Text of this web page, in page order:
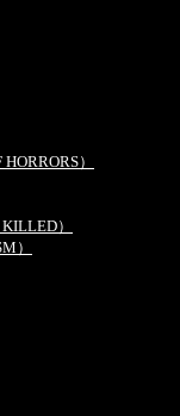
）
）
）